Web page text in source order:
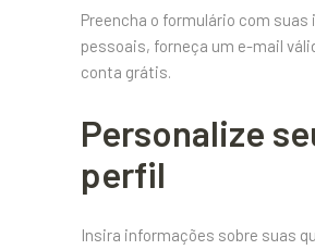
Preencha o formulário com
pessoais, forneça um e-mail
conta grátis.
Personalize
perfil
Insira informações sobre suas